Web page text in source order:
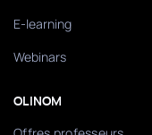
E-learning
Webinars
OLINOM